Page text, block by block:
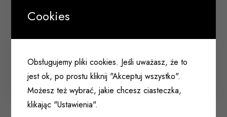
EXTOL
055 187
Cookies
Obsługujemy pliki cookies. Jeśli uważasz, że to
jest ok, po prostu kliknij "Akceptuj wszystko".
Możesz też wybrać, jakie chcesz ciasteczka,
klikając "Ustawienia".